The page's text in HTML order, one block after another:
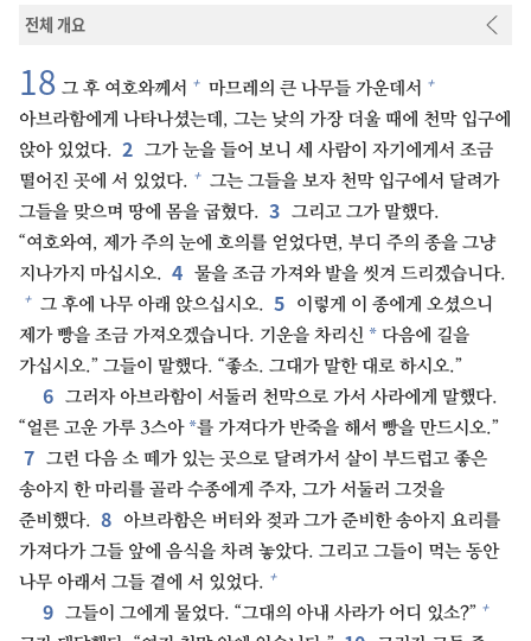
전체 개요
18 그 후 여호와께서 + 마므레의 큰 나무들 가운데서 +
아브라함에게 나타나셨는데, 그는 낮의 가장 더울 때에 천막 입구에
앉아 있었다. 2 그가 눈을 들어 보니 세 사람이 자기에게서 조금
떨어진 곳에 서 있었다. + 그는 그들을 보자 천막 입구에서 달려가
그들을 맞으며 땅에 몸을 굽혔다. 3 그리고 그가 말했다.
“여호와여, 제가 주의 눈에 호의를 얻었다면, 부디 주의 종을 그냥
지나가지 마십시오. 4 물을 조금 가져와 발을 씻겨 드리겠습니다.
+ 그 후에 나무 아래 앉으십시오. 5
이렇게 이 종에게 오셨으니
제가 빵을 조금 가져오겠습니다. 기운을 차리신 * 다음에 길을
가십시오.” 그들이 말했다. “좋소. 그대가 말한 대로 하시오.”
6 그러자 아브라함이 서둘러 천막으로 가서 사라에게 말했다.
“얼른 고운 가루 3스아 *를 가져다가 반죽을 해서 빵을 만드시오.”
7 그런 다음 소 떼가 있는 곳으로 달려가서 살이 부드럽고 좋은
송아지 한 마리를 골라 수종에게 주자, 그가 서둘러 그것을
준비했다. 8
아브라함은 버터와 젖과 그가 준비한 송아지 요리를
가져다가 그들 앞에 음식을 차려 놓았다. 그리고 그들이 먹는 동안
나무 아래서 그들 곁에 서 있었다. +
9 그들이 그에게 물었다. “그대의 아내 사라가 어디 있소?” +